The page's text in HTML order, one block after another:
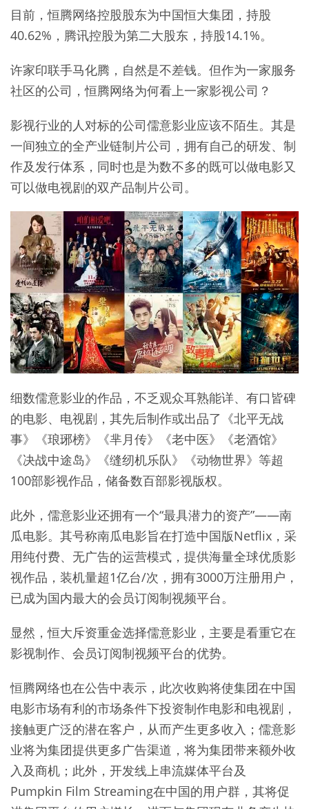
目前，恒腾网络控股股东为中国恒大集团，持股
40.62%，腾讯控股为第二大股东，持股14.1%。
许家印联手马化腾，自然是不差钱。但作为一家服务
社区的公司，恒腾网络为何看上一家影视公司？
影视行业的人对标的公司儒意影业应该不陌生。其是
一间独立的全产业链制片公司，拥有自己的研发、制
作及发行体系，同时也是为数不多的既可以做电影又
可以做电视剧的双产品制片公司。
细数儒意影业的作品，不乏观众耳熟能详、有口皆碑
的电影、电视剧，其先后制作或出品了《北平无战
事》《琅琊榜》《芈月传》《老中医》《老酒馆》
《决战中途岛》《缝纫机乐队》《动物世界》等超
100部影视作品，储备数百部影视版权。
此外，儒意影业还拥有一个“最具潜力的资产”——南
瓜电影。其号称南瓜电影旨在打造中国版Netflix，采
用纯付费、无广告的运营模式，提供海量全球优质影
视作品，装机量超1亿台/次，拥有3000万注册用户，
已成为国内最大的会员订阅制视频平台。
显然，恒大斥资重金选择儒意影业，主要是看重它在
影视制作、会员订阅制视频平台的优势。
恒腾网络也在公告中表示，此次收购将使集团在中国
电影市场有利的市场条件下投资制作电影和电视剧，
接触更广泛的潜在客户，从而产生更多收入；儒意影
业将为集团提供更多广告渠道，将为集团带来额外收
入及商机；此外，开发线上串流媒体平台及
Pumpkin Film Streaming在中国的用户群，其将促